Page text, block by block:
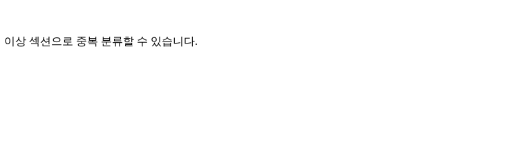
상 섹션으로 중복 분류할 수 있습니다.